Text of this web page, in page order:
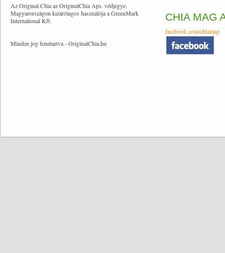
Az Original Chia az OriginalChia Aps. védjegye.
Magyarországon kizárólagos használója a GreenMark
International Kft.
Minden jog fenntartva - OriginalChia.hu
CHIA MAG
facebook.com/chiamag